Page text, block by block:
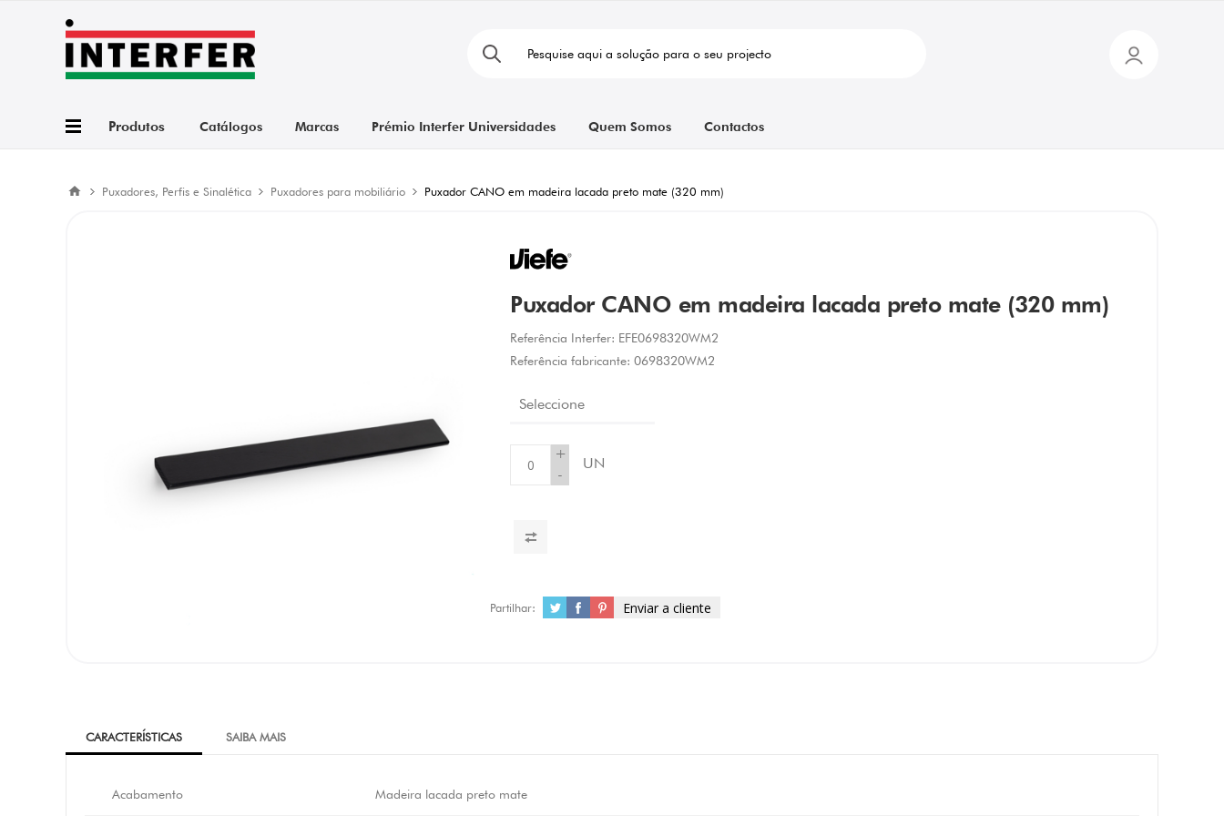
Produtos Catálogos Marcas Prémio Interfer Universidades Quem Somos Contactos
Puxadores, Perfis e Sinalética Puxadores para mobiliário Puxador CANO em madeira lacada preto mate (320 mm)
Puxador CANO em madeira lacada preto mate (320 mm)
Referência Interfer: EFE0698320WM2
Referência fabricante: 0698320WM2
Seleccione
+
-
UN
Partilhar: Enviar a cliente
CARACTERÍSTICAS SAIBA MAIS
Acabamento Madeira lacada preto mate